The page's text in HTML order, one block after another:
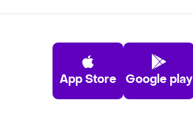
App Store Google play